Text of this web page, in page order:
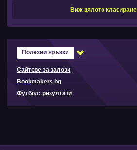
Виж цялото класиране
Полезни връзки
Сайтове за залози
Bookmakers.bg
Футбол: резултати